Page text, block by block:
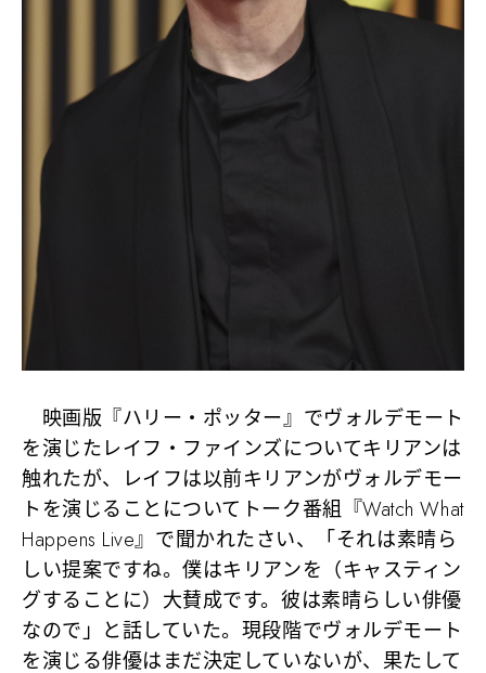
映画版『ハリー・ポッター』でヴォルデモート
を演じたレイフ・ファインズについてキリアンは
触れたが、レイフは以前キリアンがヴォルデモー
トを演じることについてトーク番組『Watch What
Happens Live』で聞かれたさい、「それは素晴ら
しい提案ですね。僕はキリアンを（キャスティン
グすることに）大賛成です。彼は素晴らしい俳優
なので」と話していた。現段階でヴォルデモート
を演じる俳優はまだ決定していないが、果たして